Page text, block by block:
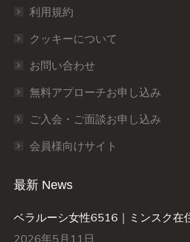
利用規約
クッキーについて
お問い合わせ
無料アプローチお申し込み
ご入会・ご面談お申し込み
会員様向けサイト
最新 News
ベラルーシ女性6516｜ミンスク在
2026年5月11日